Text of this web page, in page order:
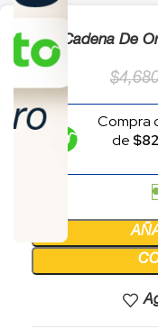
Cadena De
$
Compra
de